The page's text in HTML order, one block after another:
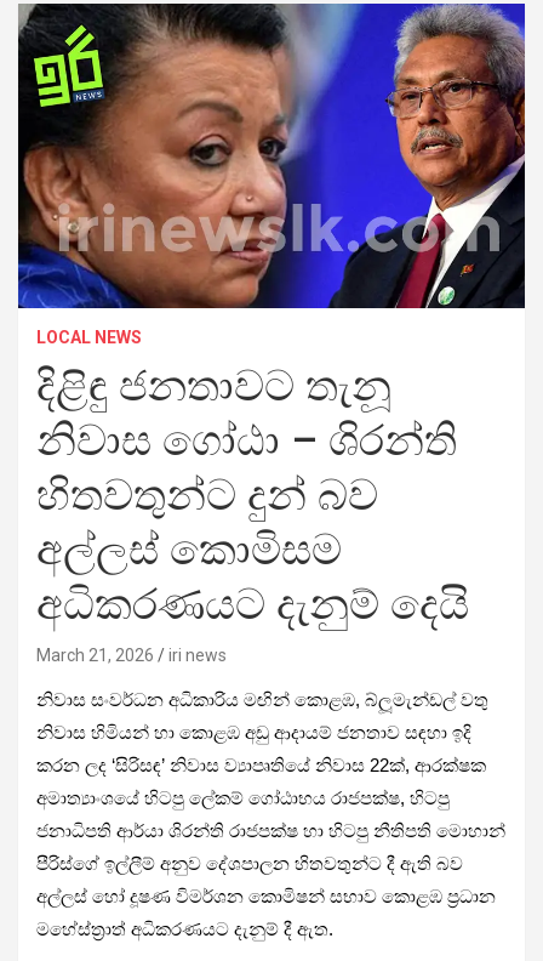
LOCAL NEWS
දිළිඳු ජනතාවට තැනූ
නිවාස ගෝඨා – ශිරන්ති
හිතවතුන්ට දුන් බව
අල්ලස් කොමිසම
අධිකරණයට දැනුම් දෙයි
March 21, 2026 iri news
නිවාස සංවර්ධන අධිකාරිය මඟින් කොළඹ, බ්ලූමැන්ඩල් වතු
නිවාස හිමියන් හා කොළඹ අඩු ආදායම් ජනතාව සඳහා ඉදි
කරන ලද ‘සිරිසඳ’ නිවාස ව්‍යාපෘතියේ නිවාස 22ක්, ආරක්ෂක
අමාත්‍යාංශයේ හිටපු ලේකම් ගෝඨාභය රාජපක්ෂ, හිටපු
ජනාධිපති ආර්යා ශිරන්ති රාජපක්ෂ හා හිටපු නීතිපති මොහාන්
පීරිස්ගේ ඉල්ලීම් අනුව දේශපාලන හිතවතුන්ට දී ඇති බව
අල්ලස් හෝ දූෂණ විමර්ශන කොමිෂන් සභාව කොළඹ ප්‍රධාන
මහේස්ත්‍රාත් අධිකරණයට දැනුම් දී ඇත.